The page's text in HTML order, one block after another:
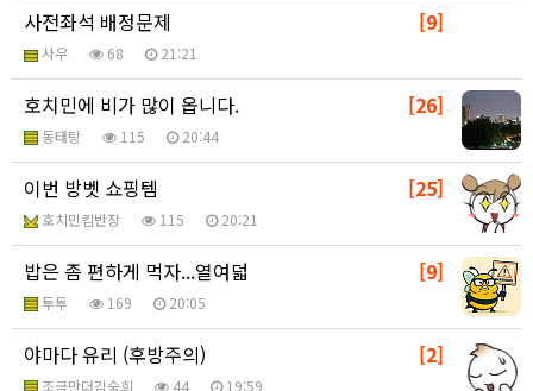
[9]
사전좌석 배정문제
사우 68 21:21
[26]
호치민에 비가 많이 옵니다.
동태탕 115 20:44
[25]
이번 방벳 쇼핑템
호치민킴반장 115 20:21
[9]
밥은 좀 편하게 먹자...열여덟
투투 169 20:05
[2]
야마다 유리 (후방주의)
조금만더김숙희 44 19:59